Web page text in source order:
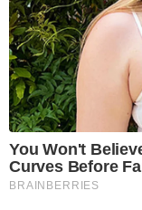
You Won't
Curves Before
BRAINBERRIES